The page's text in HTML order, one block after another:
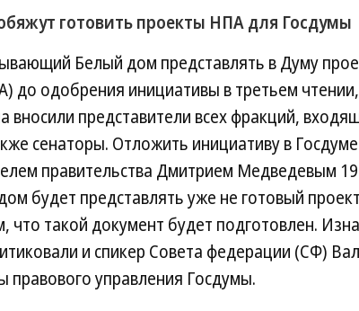
готовить проекты НПА для Госдумы
Белый дом представлять в Думу
до одобрения инициативы в третьем
вносили представители всех фракций,
сенаторы. Отложить инициативу в
правительства Дмитрием Медведевым
будет представлять уже не готовый
такой документ будет подготовлен.
и спикер Совета федерации (СФ)
правового управления Госдумы.